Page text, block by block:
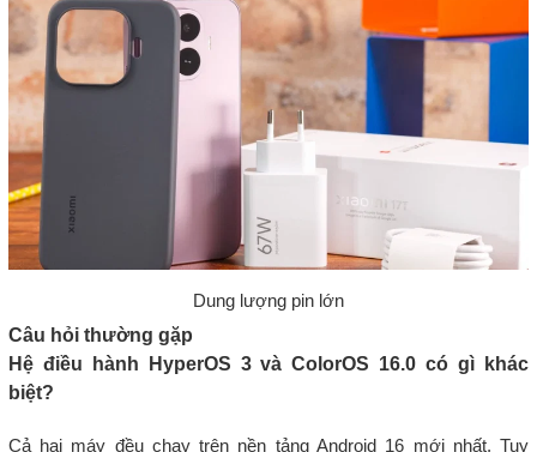
Dung lượng pin lớn
Câu hỏi thường gặp
Hệ điều hành HyperOS 3 và ColorOS 16.0 có gì khác
biệt?
Cả hai máy đều chạy trên nền tảng Android 16 mới nhất. Tuy